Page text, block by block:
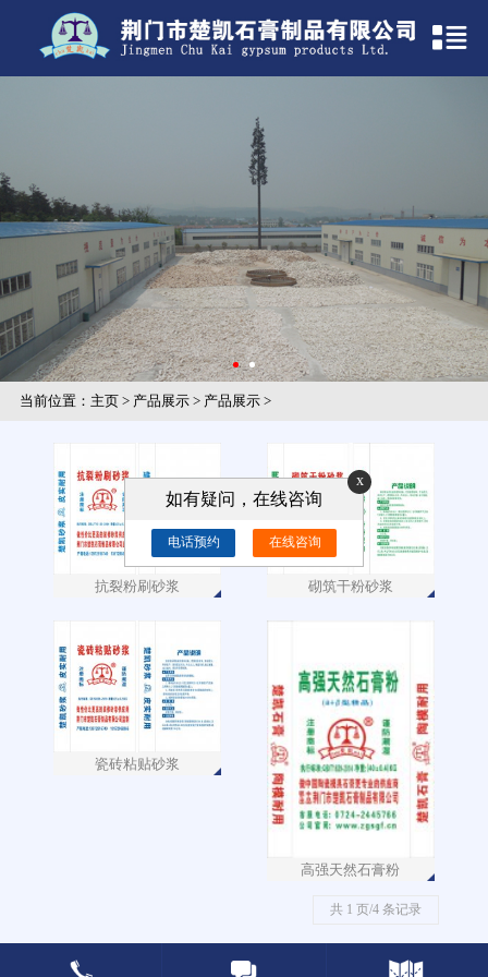
当前位置： 主页> 产品展示> 产品展示>
抗裂粉刷砂浆 砌筑干粉砂浆
瓷砖粘贴砂浆
高强天然石膏粉
共 1 页/4 条记录
x
如有疑问，在线咨询
电话预约 在线咨询